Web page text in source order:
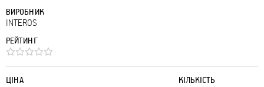
ВИРОБНИК
INTEROS
РЕЙТИНГ
КІЛЬКІСТЬ
ЦІНА